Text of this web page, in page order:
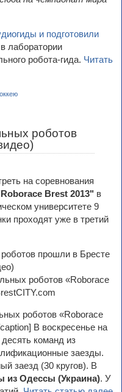
и подготовили
лаборатории
робота-гида. Читать
роботов
на соревнования
Brest 2013" в
университете 9
проходят уже в третий
роботов «Roborace
роботов «Roborace
В воскресенье на
команд из
заезды.
заезд (30 кругов). В
из Одессы (Украина). У